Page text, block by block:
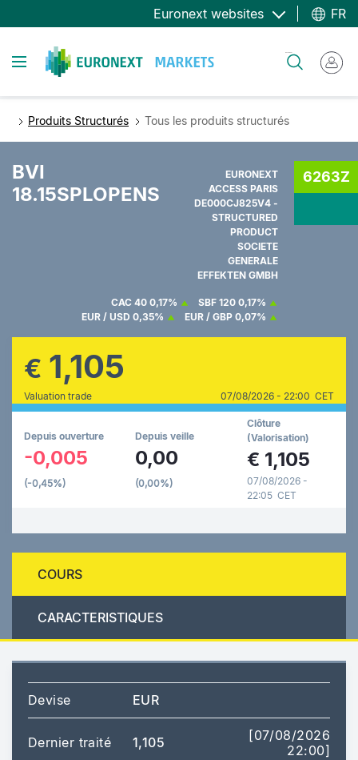
au
principal
Euronext websites FR
Toggle navigation
Produits Structurés Tous les produits structurés
BVI
18.15SPLOPENS
EURONEXT
ACCESS PARIS
DE000CJ825V4 -
STRUCTURED
PRODUCT
SOCIETE
GENERALE
EFFEKTEN GMBH
6263Z
CAC 40 0,17% SBF 120 0,17%
EUR / USD 0,35% EUR / GBP 0,07%
€ 1,105
Valuation trade 07/08/2026 - 22:00 CET
Depuis ouverture
-0,005
(-0,45%)
Depuis veille
0,00
(0,00%)
Clôture
(Valorisation)
€ 1,105
07/08/2026 -
22:05 CET
COURS
CARACTERISTIQUES
Devise EUR
Dernier traité 1,105
[07/08/2026
22:00]